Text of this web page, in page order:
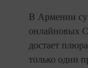
В Армении
онлайновых
достает
только один